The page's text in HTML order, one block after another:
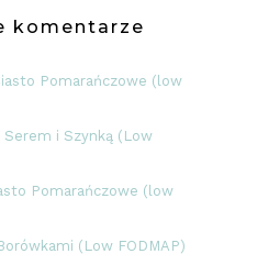
komentarze
Pomarańczowe (low
Serem i Szynką (Low
Pomarańczowe (low
(Low FODMAP)